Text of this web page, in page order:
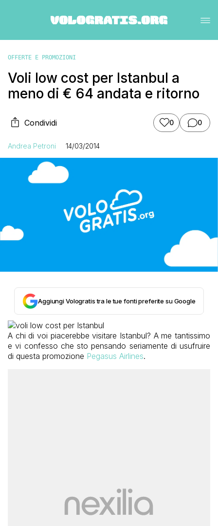
OFFERTE E PROMOZIONI
Voli low cost per Istanbul a
meno di € 64 andata e ritorno
Condividi 0 0
Andrea Petroni 14/03/2014
Aggiungi Vologratis tra le tue fonti preferite su Google
A chi di voi piacerebbe visitare Istanbul? A me tantissimo
e vi confesso che sto pensando seriamente di usufruire
di questa promozione Pegasus Airlines.